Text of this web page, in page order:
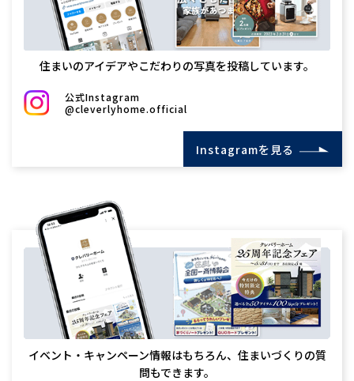
住まいのアイデアやこだわりの写真を投稿しています。
公式Instagram
@cleverlyhome.official
Instagramを見る
イベント・キャンペーン情報はもちろん、住まいづくりの質
問もできます。